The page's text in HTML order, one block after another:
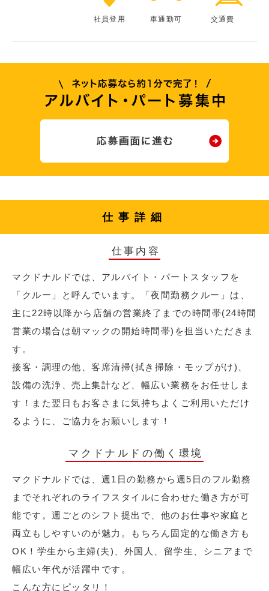
社員登用 車通勤可 交通費
仕事詳細
仕事内容
マクドナルドでは、アルバイト・パートスタッフを
「クルー」と呼んでいます。「夜間勤務クルー」は、
主に22時以降から店舗の営業終了までの時間帯(24時間
営業の場合は朝マックの開始時間帯)を担当いただきま
す。
接客・調理の他、客席清掃(拭き掃除・モップがけ)、
設備の洗浄、売上集計など、幅広い業務をお任せしま
す！また翌日もお客さまに気持ちよくご利用いただけ
るように、ご協力をお願いします！
マクドナルドの働く環境
マクドナルドでは、週1日の勤務から週5日のフル勤務
までそれぞれのライフスタイルに合わせた働き方が可
能です。週ごとのシフト提出で、他のお仕事や家庭と
両立もしやすいのが魅力。もちろん固定的な働き方も
OK！学生から主婦(夫)、外国人、留学生、シニアまで
幅広い年代が活躍中です。
こんな方にピッタリ！